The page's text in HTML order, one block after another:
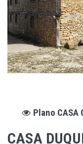
Plano CASA
CASA